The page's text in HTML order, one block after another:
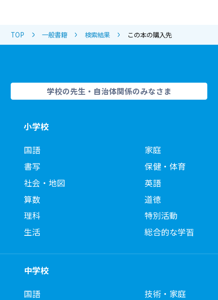
TOP 一般書籍 検索結果 この本の購入先
学校の先生・自治体関係のみなさま
小学校
国語
書写
社会・地図
算数
理科
生活
家庭
保健・体育
英語
道徳
特別活動
総合的な学習
中学校
国語
技術・家庭